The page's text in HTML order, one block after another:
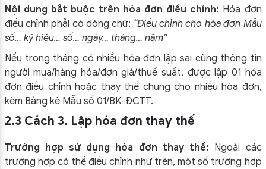
Nội dung bắt buộc trên hóa đơn điều chỉnh: Hóa đơn
điều chỉnh phải có dòng chữ: “Điều chỉnh cho hóa đơn Mẫu
số… ký hiệu… số… ngày… tháng… năm”
Nếu trong tháng có nhiều hóa đơn lập sai cùng thông tin
người mua/hàng hóa/đơn giá/thuế suất, được lập 01 hóa
đơn điều chỉnh hoặc thay thế chung cho nhiều hóa đơn,
kèm Bảng kê Mẫu số 01/BK-ĐCTT.
2.3 Cách 3. Lập hóa đơn thay thế
Trường hợp sử dụng hóa đơn thay thế: Ngoài các
trường hợp có thể điều chỉnh như trên, một số trường hợp